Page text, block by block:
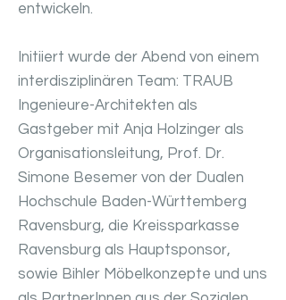
entwickeln.
Initiiert wurde der Abend von einem
interdisziplinären Team: TRAUB
Ingenieure-Architekten als
Gastgeber mit Anja Holzinger als
Organisationsleitung, Prof. Dr.
Simone Besemer von der Dualen
Hochschule Baden-Württemberg
Ravensburg, die Kreissparkasse
Ravensburg als Hauptsponsor,
sowie Bihler Möbelkonzepte und uns